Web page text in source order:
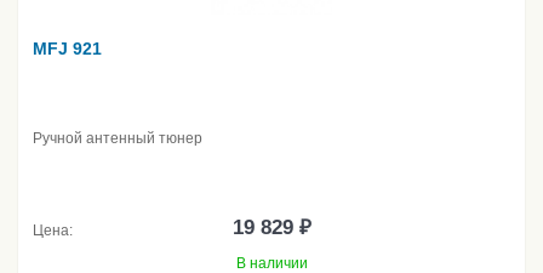
MFJ 921
Ручной антенный тюнер
Цена: 19 829 ₽
В наличии